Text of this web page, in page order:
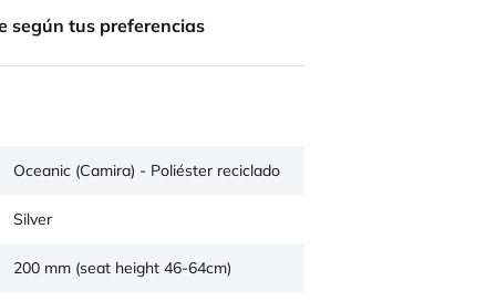
según tus preferencias
Oceanic (Camira) - Poliéster reciclado
Silver
200 mm (seat height 46-64cm)